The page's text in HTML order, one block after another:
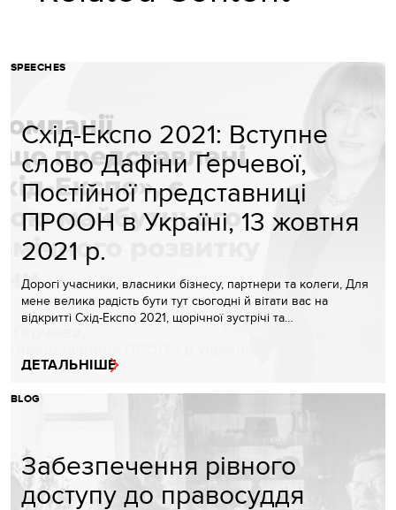
SPEECHES
Схід-Експо 2021: Вступне
слово Дафіни Ґерчевої,
Постійної представниці
ПРООН в Україні, 13 жовтня
2021 р.
Дорогі учасники, власники бізнесу, партнери та колеги, Для
мене велика радість бути тут сьогодні й вітати вас на
відкритті Схід-Експо 2021, щорічної зустрічі та…
ДЕТАЛЬНІШЕ
BLOG
Забезпечення рівного
доступу до правосуддя